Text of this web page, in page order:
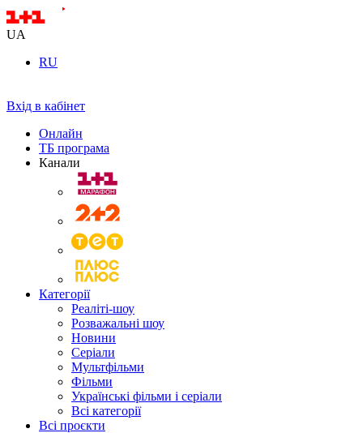
UA
RU
Вхід в кабінет
Онлайн
ТБ програма
Канали
Категорії
Реаліті-шоу
Розважальні шоу
Новини
Серіали
Мультфільми
Фільми
Українські фільми і серіали
Всі категорії
Всі проєкти